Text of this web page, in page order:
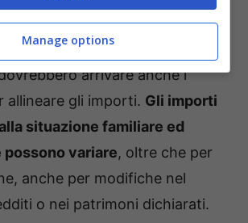
non fosse ancora
con la prima
arrivare anche i
allineare gli importi. Gli importi
situazione familiare ed
possono variare, oltre che per
anche per modifiche nel
o nei patrimoni dichiarati.
Manage options